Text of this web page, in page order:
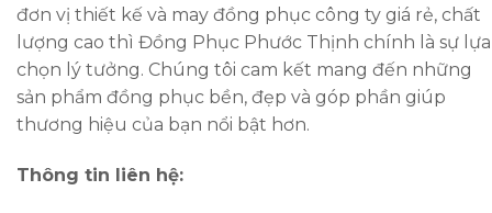
đơn vị thiết kế và may đồng phục công ty giá rẻ, chất
lượng cao thì Đồng Phục Phước Thịnh chính là sự lựa
chọn lý tưởng. Chúng tôi cam kết mang đến những
sản phẩm đồng phục bền, đẹp và góp phần giúp
thương hiệu của bạn nổi bật hơn.
Thông tin liên hệ: